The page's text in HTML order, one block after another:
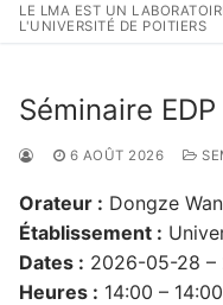
LE LMA EST UN
L'UNIVERSITÉ DE POITIERS
Séminaire
6 AOÛT 2026
Orateur : Dongze
Établissement :
Dates : 2026-05-28
Heures : 14:00 – 14:00